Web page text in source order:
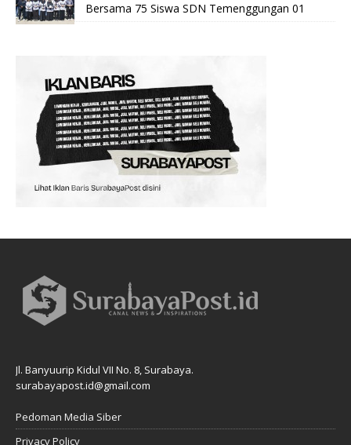
Bersama 75 Siswa SDN Temenggungan 01
Jl. Banyuurip Kidul VII No. 8, Surabaya.
surabayapost.id@gmail.com
Pedoman Media Siber
Privacy Policy